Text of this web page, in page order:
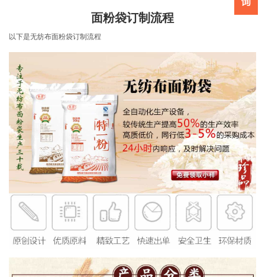
面粉袋订制流程
以下是无纺布面粉袋订制流程